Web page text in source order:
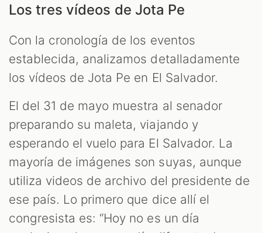
Los tres vídeos de Jota Pe
Con la cronología de los eventos
establecida, analizamos detalladamente
los vídeos de Jota Pe en El Salvador.
El del 31 de mayo muestra al senador
preparando su maleta, viajando y
esperando el vuelo para El Salvador. La
mayoría de imágenes son suyas, aunque
utiliza videos de archivo del presidente de
ese país. Lo primero que dice allí el
congresista es: “Hoy no es un día